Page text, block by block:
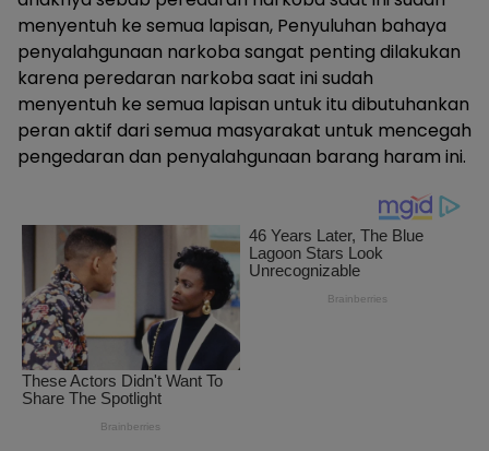
menyentuh ke semua lapisan, Penyuluhan bahaya
penyalahgunaan narkoba sangat penting dilakukan
karena peredaran narkoba saat ini sudah
menyentuh ke semua lapisan untuk itu dibutuhankan
peran aktif dari semua masyarakat untuk mencegah
pengedaran dan penyalahgunaan barang haram ini.